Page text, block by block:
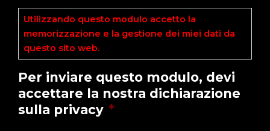
Utilizzando questo modulo accetto la
memorizzazione e la gestione dei miei dati da
questo sito web.
Per inviare questo modulo, devi
accettare la nostra dichiarazione
sulla privacy *